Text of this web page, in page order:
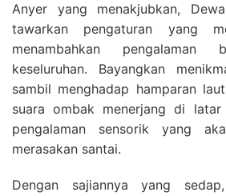
Anyer yang menakjubkan,
tawarkan pengaturan yang
menambahkan pengalaman
keseluruhan. Bayangkan
sambil menghadap hamparan
suara ombak menerjang di
pengalaman sensorik yang
merasakan santai.
Dengan sajiannya yang